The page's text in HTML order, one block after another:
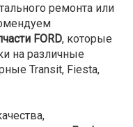
ремонта или
FORD, которые
на различные
Transit, Fiesta,